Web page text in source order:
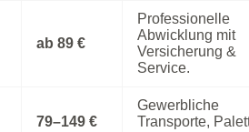
ab 89 €
Professionelle
Abwicklung mit
Versicherung &
Service.
79–149 €
Gewerbliche
Transporte,